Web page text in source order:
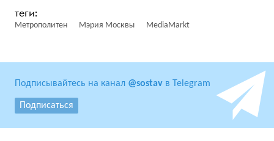
Метрополитен Мэрия Москвы MediaMarkt
Подписывайтесь на канал @sostav в Telegram
Подписаться